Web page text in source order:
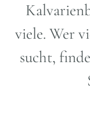
viele. Wer
sucht,